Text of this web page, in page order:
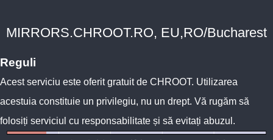
MIRRORS.CHROOT.RO, EU,RO/Bucharest
Reguli
Acest serviciu este oferit gratuit de CHROOT. Utilizarea
acestuia constituie un privilegiu, nu un drept. Vă rugăm să
folosiți serviciul cu responsabilitate și să evitați abuzul.